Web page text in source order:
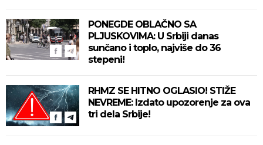
PONEGDE OBLAČNO SA
PLJUSKOVIMA: U Srbiji danas
sunčano i toplo, najviše do 36
stepeni!
RHMZ SE HITNO OGLASIO! STIŽE
NEVREME: Izdato upozorenje za ova
tri dela Srbije!